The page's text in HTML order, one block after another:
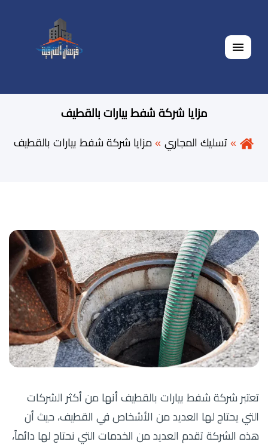
القائمة
مزايا شركة شفط بيارات بالقطيف
تسليك المجاري مزايا شركة شفط بيارات بالقطيف
تعتبر شركة شفط بيارات بالقطيف أنها من أكثر الشركات
التي يحتاج لها العديد من الأشخاص في القطيف، حيث أن
هذه الشركة تقدم العديد من الخدمات التي نحتاج لها دائماً،